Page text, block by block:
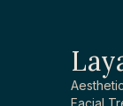
Facial